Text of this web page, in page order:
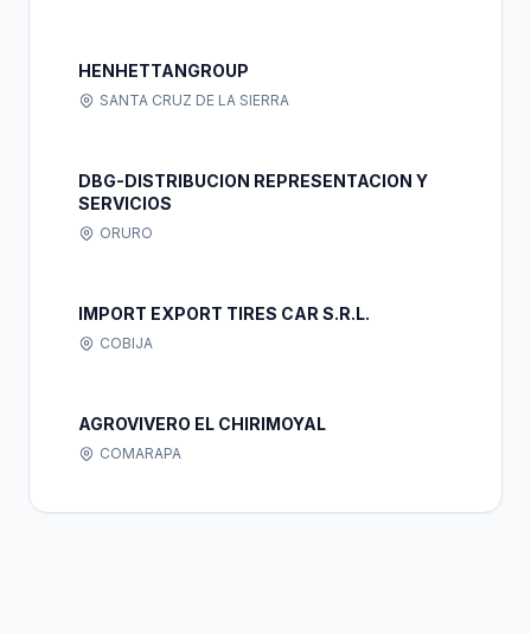
HENHETTANGROUP
SANTA CRUZ DE LA SIERRA
DBG-DISTRIBUCION REPRESENTACION Y
SERVICIOS
ORURO
IMPORT EXPORT TIRES CAR S.R.L.
COBIJA
AGROVIVERO EL CHIRIMOYAL
COMARAPA